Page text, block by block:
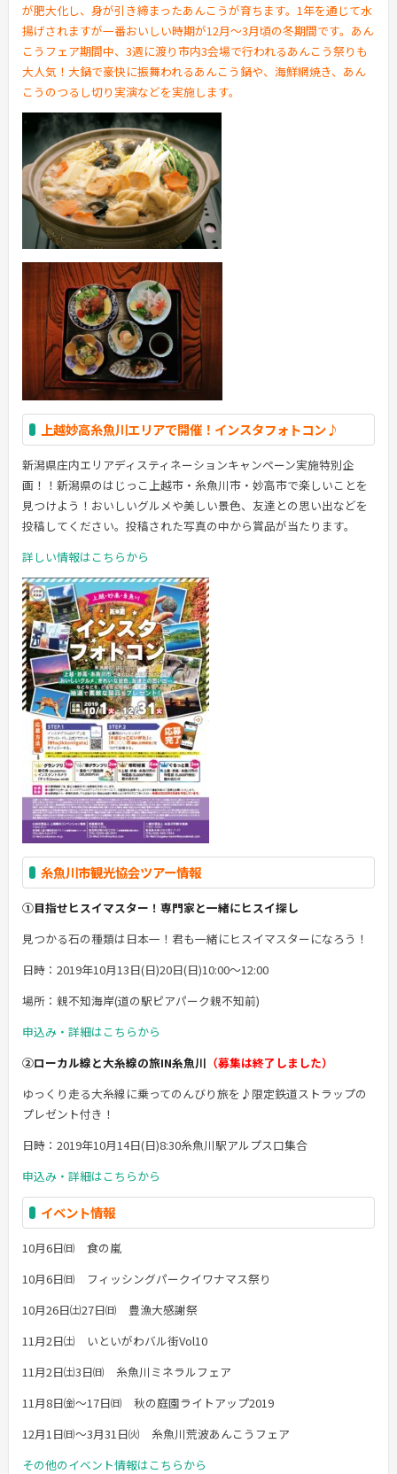
が肥大化し、身が引き締まったあんこうが育ちます。1年を通じて水
揚げされますが一番おいしい時期が12月～3月頃の冬期間です。あん
こうフェア期間中、3週に渡り市内3会場で行われるあんこう祭りも
大人気！大鍋で豪快に振舞われるあんこう鍋や、海鮮網焼き、あん
こうのつるし切り実演などを実施します。
上越妙高糸魚川エリアで開催！インスタフォトコン♪
新潟県庄内エリアディスティネーションキャンペーン実施特別企
画！！新潟県のはじっこ上越市・糸魚川市・妙高市で楽しいことを
見つけよう！おいしいグルメや美しい景色、友達との思い出などを
投稿してください。投稿された写真の中から賞品が当たります。
詳しい情報はこちらから
糸魚川市観光協会ツアー情報
➀目指せヒスイマスター！専門家と一緒にヒスイ探し
見つかる石の種類は日本一！君も一緒にヒスイマスターになろう！
日時：2019年10月13日(日)20日(日)10:00～12:00
場所：親不知海岸(道の駅ピアパーク親不知前)
申込み・詳細はこちらから
②ローカル線と大糸線の旅IN糸魚川 （募集は終了しました）
ゆっくり走る大糸線に乗ってのんびり旅を♪限定鉄道ストラップの
プレゼント付き！
日時：2019年10月14日(日)8:30糸魚川駅アルプス口集合
申込み・詳細はこちらから
イベント情報
10月6日㈰ 食の嵐
10月6日㈰ フィッシングパークイワナマス祭り
10月26日㈯27日㈰ 豊漁大感謝祭
11月2日㈯ いといがわバル街Vol10
11月2日㈯3日㈰ 糸魚川ミネラルフェア
11月8日㈮～17日㈰ 秋の庭園ライトアップ2019
12月1日㈰～3月31日㈫ 糸魚川荒波あんこうフェア
その他のイベント情報はこちらから